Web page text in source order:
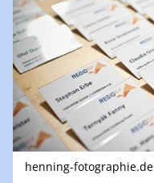
henning-fotographie.de